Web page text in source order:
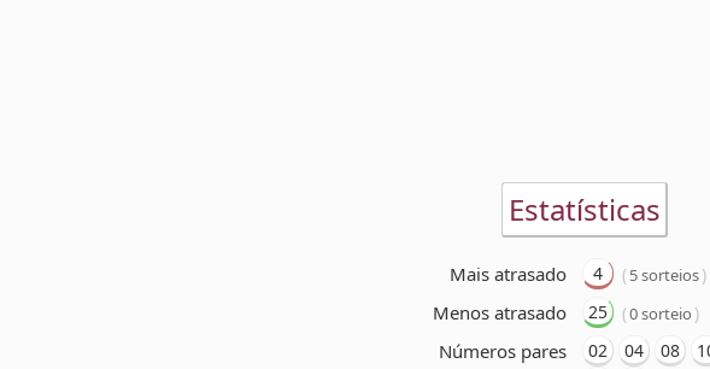
Estatísticas
Mais atrasado 4 (5 sorteios)
Menos atrasado 25 (0 sorteio )
Números pares 02 04 08